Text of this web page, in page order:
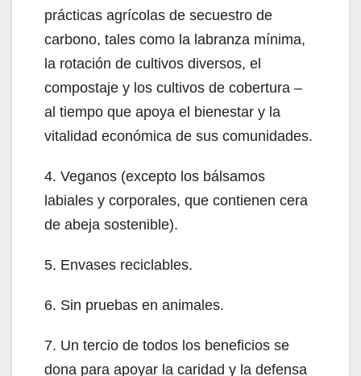
prácticas agrícolas de secuestro de
carbono, tales como la labranza mínima,
la rotación de cultivos diversos, el
compostaje y los cultivos de cobertura –
al tiempo que apoya el bienestar y la
vitalidad económica de sus comunidades.
4. Veganos (excepto los bálsamos
labiales y corporales, que contienen cera
de abeja sostenible).
5. Envases reciclables.
6. Sin pruebas en animales.
7. Un tercio de todos los beneficios se
dona para apoyar la caridad y la defensa